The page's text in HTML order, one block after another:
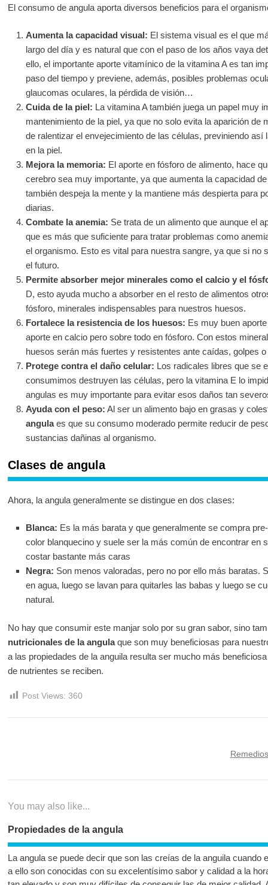
El consumo de angula aporta diversos beneficios para el
Aumenta la capacidad visual: El sistema visual es el que
largo del día y es natural que con el paso de los años vaya
ello, el importante aporte vitamínico de la vitamina A es tan
paso del tiempo y previene, además, posibles problemas
glaucomas oculares, la pérdida de visión…
Cuida de la piel: La vitamina A también juega un papel muy
mantenimiento de la piel, ya que no solo evita la aparición
de ralentizar el envejecimiento de las células, previniendo
en la piel.
Mejora la memoria: El aporte en fósforo de alimento, hace
cerebro sea muy importante, ya que aumenta la capacidad
también despeja la mente y la mantiene más despierta para
diarias.
Combate la anemia: Se trata de un alimento que aunque el
que es más que suficiente para tratar problemas como
el organismo. Esto es vital para nuestra sangre, ya que si no
el futuro.
Permite absorber mejor minerales como el calcio y el
D, esto ayuda mucho a absorber en el resto de alimentos
fósforo, minerales indispensables para nuestros huesos.
Fortalece la resistencia de los huesos: Es muy buen
aporte en calcio pero sobre todo en fósforo. Con estos
huesos serán más fuertes y resistentes ante caídas, golpes
Protege contra el daño celular: Los radicales libres que se
consumimos destruyen las células, pero la vitamina E lo
angulas es muy importante para evitar esos daños tan
Ayuda con el peso: Al ser un alimento bajo en grasas y
angulaes que su consumo moderado permite reducir de
sustancias dañinas al organismo.
Clases de angula
Ahora, la angula generalmente se distingue en dos clases:
Blanca: Es la más barata y que generalmente se compra
color blanquecino y suele ser la más común de encontrar en
costar bastante más caras
Negra: Son menos valoradas, pero no por ello más baratas.
en agua, luego se lavan para quitarles las babas y luego se
natural.
No hay que consumir este manjar solo por su gran sabor, sino
nutricionales de la angulaque son muy beneficiosas para
a las propiedades de la anguila resulta ser mucho más
de nutrientes se reciben.
Post Views: 360
Next
You may also like...
Propiedades de la angula
La angula se puede decir que son las creías de la anguila cuando
a ello son conocidas con su excelentísimo sabor y calidad a la